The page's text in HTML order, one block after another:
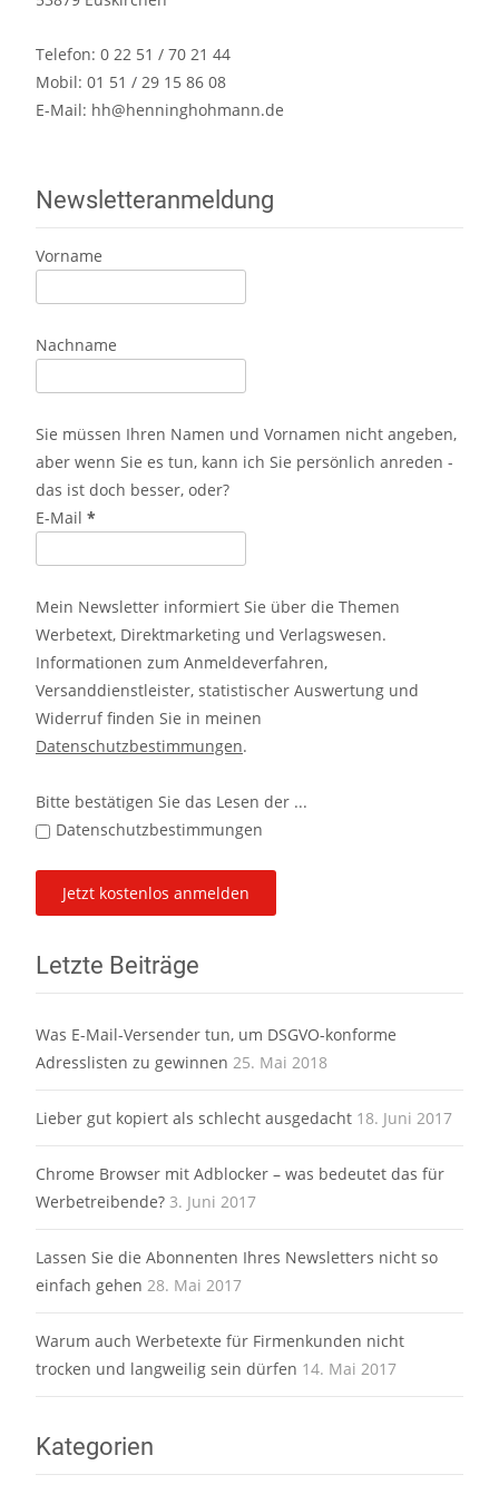
Telefon: 0 22 51 / 70 21 44
Mobil: 01 51 / 29 15 86 08
E-Mail: hh@henninghohmann.de
Newsletteranmeldung
Vorname
Nachname
Sie müssen Ihren Namen und Vornamen nicht angeben,
aber wenn Sie es tun, kann ich Sie persönlich anreden -
das ist doch besser, oder?
E-Mail *
Mein Newsletter informiert Sie über die Themen
Werbetext, Direktmarketing und Verlagswesen.
Informationen zum Anmeldeverfahren,
Versanddienstleister, statistischer Auswertung und
Widerruf finden Sie in meinen
Datenschutzbestimmungen.
Bitte bestätigen Sie das Lesen der ...
Datenschutzbestimmungen
Letzte Beiträge
Was E-Mail-Versender tun, um DSGVO-konforme
Adresslisten zu gewinnen 25. Mai 2018
Lieber gut kopiert als schlecht ausgedacht 18. Juni 2017
Chrome Browser mit Adblocker – was bedeutet das für
Werbetreibende? 3. Juni 2017
Lassen Sie die Abonnenten Ihres Newsletters nicht so
einfach gehen 28. Mai 2017
Warum auch Werbetexte für Firmenkunden nicht
trocken und langweilig sein dürfen 14. Mai 2017
Kategorien